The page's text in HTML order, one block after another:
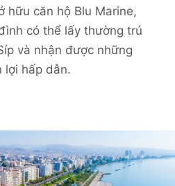
hữu căn hộ Blu Marine,
có thể lấy thường trú
và nhận được những
lợi hấp dẫn.